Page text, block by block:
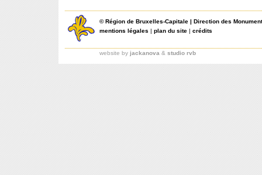
©Région de Bruxelles-Capitale | Direction des
mentions légales | plan du site | crédits
website by jackanova & studio rvb